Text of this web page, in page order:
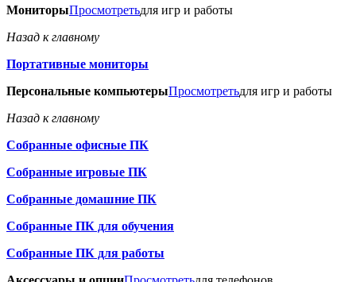
МониторыПросмотретьдля игр и работы
Назад к главному
Портативные мониторы
Персональные компьютерыПросмотретьдля игр и работы
Назад к главному
Собранные офисные ПК
Собранные игровые ПК
Собранные домашние ПК
Собранные ПК для обучения
Собранные ПК для работы